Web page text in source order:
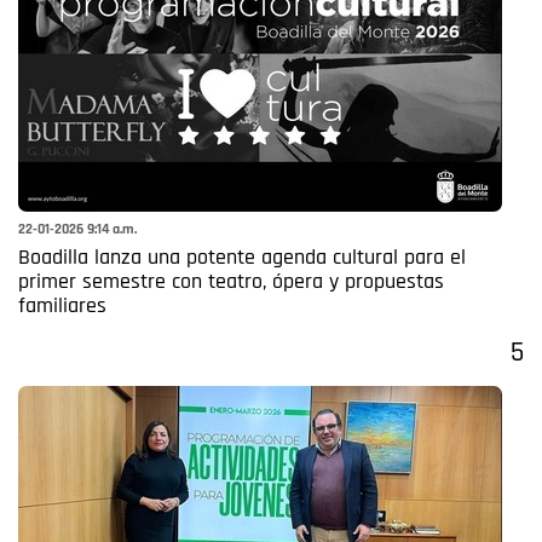
22-01-2026 9:14 a.m.
Boadilla lanza una potente agenda cultural para el
primer semestre con teatro, ópera y propuestas
familiares
5